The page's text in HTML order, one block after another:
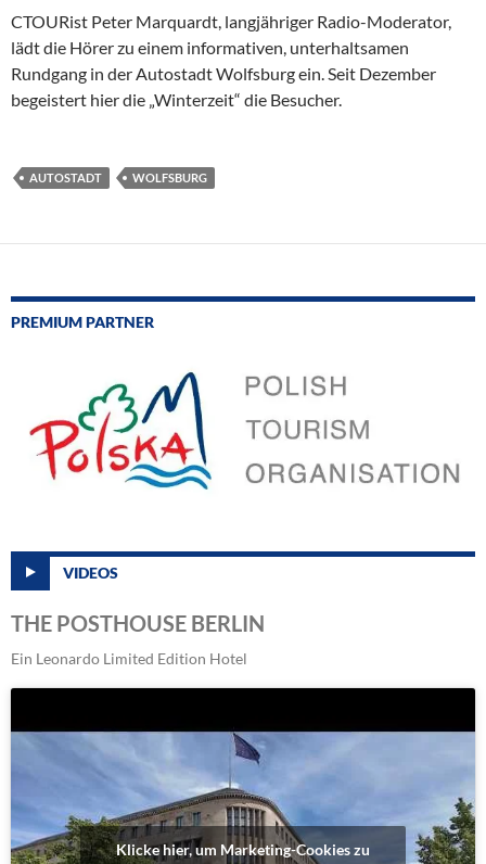
CTOURist Peter Marquardt, langjähriger Radio-Moderator,
lädt die Hörer zu einem informativen, unterhaltsamen
Rundgang in der Autostadt Wolfsburg ein. Seit Dezember
begeistert hier die „Winterzeit“ die Besucher.
AUTOSTADT WOLFSBURG
PREMIUM PARTNER
VIDEOS
THE POSTHOUSE BERLIN
Ein Leonardo Limited Edition Hotel
Klicke hier, um Marketing-Cookies zu